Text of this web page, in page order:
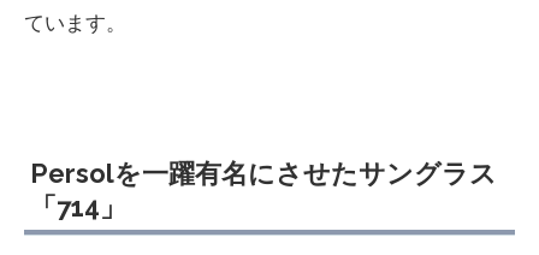
ています。
Persolを一躍有名にさせたサングラス
「714」